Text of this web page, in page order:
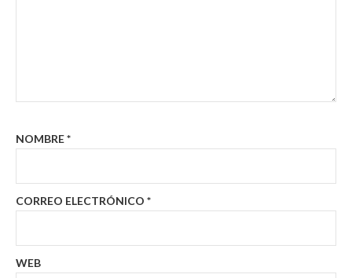
NOMBRE*
CORREO ELECTRÓNICO *
WEB